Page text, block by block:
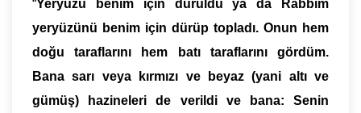
“Yeryüzü benim için dürüldü ya da Rabbim
yeryüzünü benim için dürüp topladı. Onun hem
doğu taraflarını hem batı taraflarını gördüm.
Bana sarı veya kırmızı ve beyaz (yani altı ve
gümüş) hazineleri de verildi ve bana: Senin